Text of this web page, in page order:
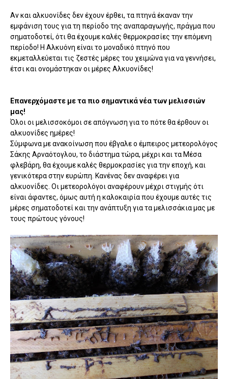
Αν και αλκυονίδες δεν έχουν έρθει, τα πτηνά έκαναν την
εμφάνιση τους για τη περίοδο της αναπαραγωγής, πράγμα που
σηματοδοτεί, ότι θα έχουμε καλές θερμοκρασίες την επόμενη
περίοδο! Η Αλκυόνη είναι το μοναδικό πτηνό που
εκμεταλλεύεται τις ζεστές μέρες του χειμώνα για να γεννήσει,
έτσι και ονομάστηκαν οι μέρες Αλκυονίδες!
Επανερχόμαστε με τα πιο σημαντικά νέα των μελισσιών
μας!
Όλοι οι μελισσοκόμοι σε απόγνωση για το πότε θα έρθουν οι
αλκυονίδες ημέρες!
Σύμφωνα με ανακοίνωση που έβγαλε ο έμπειρος μετεορολόγος
Σάκης Αρναότογλου, το διάστημα τώρα, μέχρι και τα Μέσα
φλεβάρη, θα έχουμε καλές θερμοκρασίες για την εποχή, και
γενικότερα στην ευρώπη. Κανένας δεν αναφέρει για
αλκυονίδες. Οι μετεορολόγοι αναφέρουν μέχρι στιγμής ότι
είναι άφαντες, όμως αυτή η καλοκαιρία που έχουμε αυτές τις
μέρες σηματοδοτεί και την ανάπτυξη για τα μελισσάκια μας με
τους πρώτους γόνους!